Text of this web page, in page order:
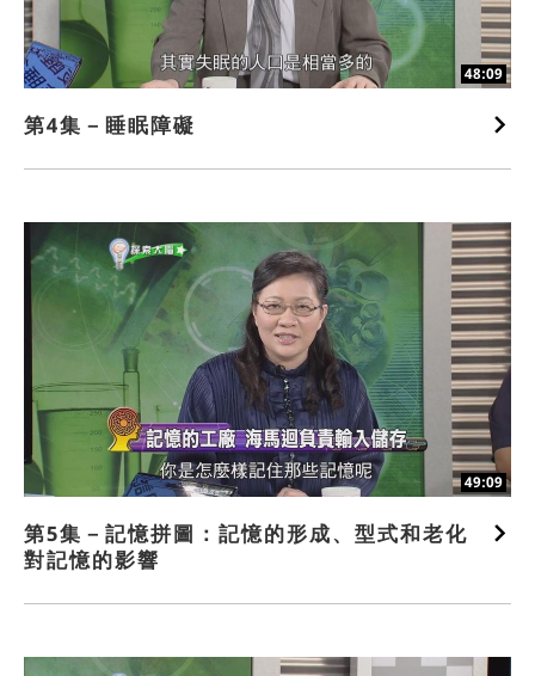
48:09
第4集－睡眠障礙
49:09
第5集－記憶拼圖：記憶的形成、型式和老化
對記憶的影響